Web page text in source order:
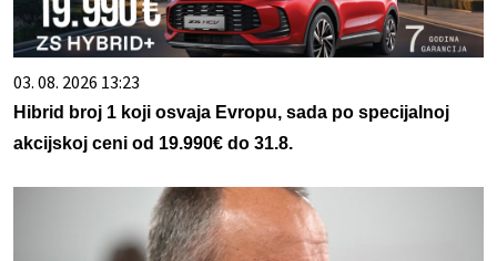
03. 08. 2026 13:23
Hibrid broj 1 koji osvaja Evropu, sada po specijalnoj
akcijskoj ceni od 19.990€ do 31.8.